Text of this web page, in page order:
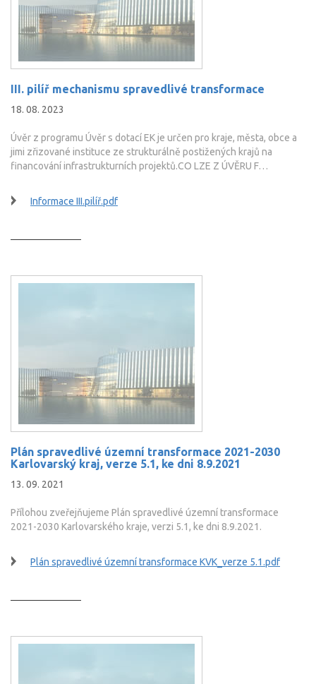
III. pilíř mechanismu spravedlivé transformace
18. 08. 2023
Úvěr z programu Úvěr s dotací EK je určen pro kraje, města, obce a
jimi zřizované instituce ze strukturálně postižených krajů na
financování infrastrukturních projektů.CO LZE Z ÚVĚRU F…
Informace III.pilíř.pdf
Plán spravedlivé územní transformace 2021-2030
Karlovarský kraj, verze 5.1, ke dni 8.9.2021
13. 09. 2021
Přílohou zveřejňujeme Plán spravedlivé územní transformace
2021-2030 Karlovarského kraje, verzi 5.1, ke dni 8.9.2021.
Plán spravedlivé územní transformace KVK_verze 5.1.pdf